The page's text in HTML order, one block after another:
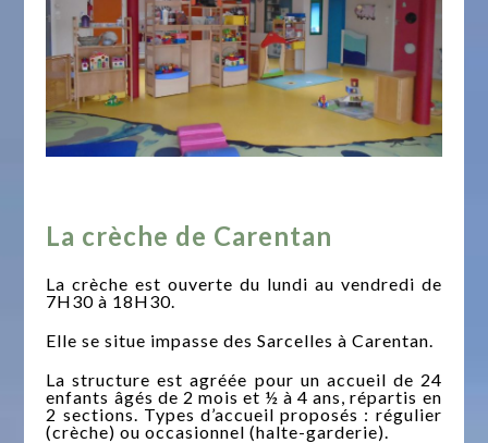
La crèche de Carentan
La crèche est ouverte du lundi au vendredi de
7H30 à 18H30.
Elle se situe impasse des Sarcelles à Carentan.
La structure est agréée pour un accueil de 24
enfants âgés de 2 mois et ½ à 4 ans, répartis en
2 sections. Types d’accueil proposés : régulier
(crèche) ou occasionnel (halte-garderie).